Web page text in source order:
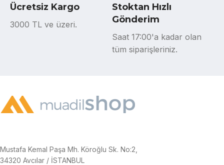
Ücretsiz Kargo
3000 TL ve üzeri.
Stoktan Hızlı
Gönderim
Saat 17:00'a kadar olan
tüm siparişleriniz.
Mustafa Kemal Paşa Mh. Köroğlu Sk. No:2,
34320 Avcılar / İSTANBUL